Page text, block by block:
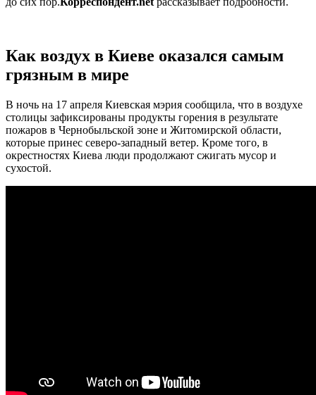
Как воздух в Киеве оказался самым
грязным в мире
В ночь на 17 апреля Киевская мэрия сообщила, что в воздухе
столицы зафиксированы продукты горения в результате
пожаров в Чернобыльской зоне и Житомирской области,
которые принес северо-западный ветер. Кроме того, в
окрестностях Киева люди продолжают сжигать мусор и
сухостой.